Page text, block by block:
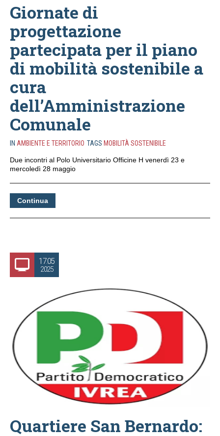
Giornate di
progettazione
partecipata per il piano
di mobilità sostenibile a
cura
dell’Amministrazione
Comunale
IN AMBIENTE E TERRITORIO TAGS MOBILITÀ SOSTENIBILE
Due incontri al Polo Universitario Officine H venerdì 23 e
mercoledì 28 maggio
Continua
17.05
2025
Quartiere San Bernardo: